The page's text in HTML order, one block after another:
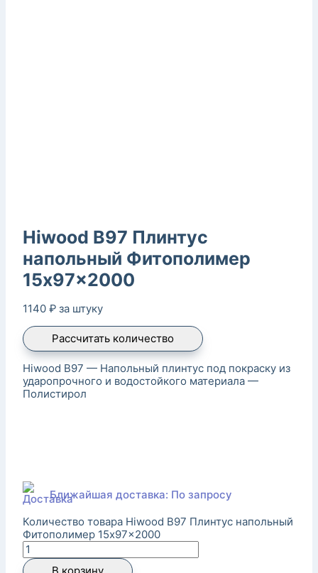
Hiwood B97 Плинтус
напольный Фитополимер
15x97x2000
1140 ₽ за штуку
Рассчитать количество
Hiwood B97 — Напольный плинтус под покраску из
ударопрочного и водостойкого материала —
Полистирол
Ближайшая доставка: По запросу
Количество товара Hiwood B97 Плинтус напольный
Фитополимер 15x97x2000
В корзину